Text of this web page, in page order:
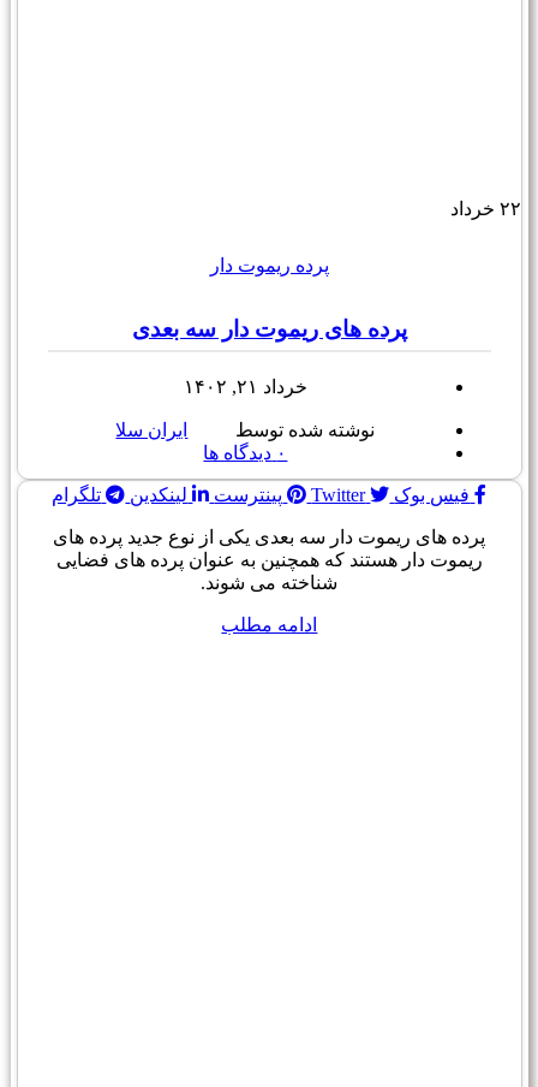
۲۲ خرداد
پرده ریموت دار
پرده های ریموت دار سه بعدی
خرداد ۲۱, ۱۴۰۲
نوشته شده توسط
ایران سلا
۰ دیدگاه ها
فیس بوک Twitter پینترست لینکدین تلگرام
پرده های ریموت دار سه بعدی یکی از نوع جدید پرده های
ریموت دار هستند که همچنین به عنوان پرده های فضایی
شناخته می شوند.
ادامه مطلب